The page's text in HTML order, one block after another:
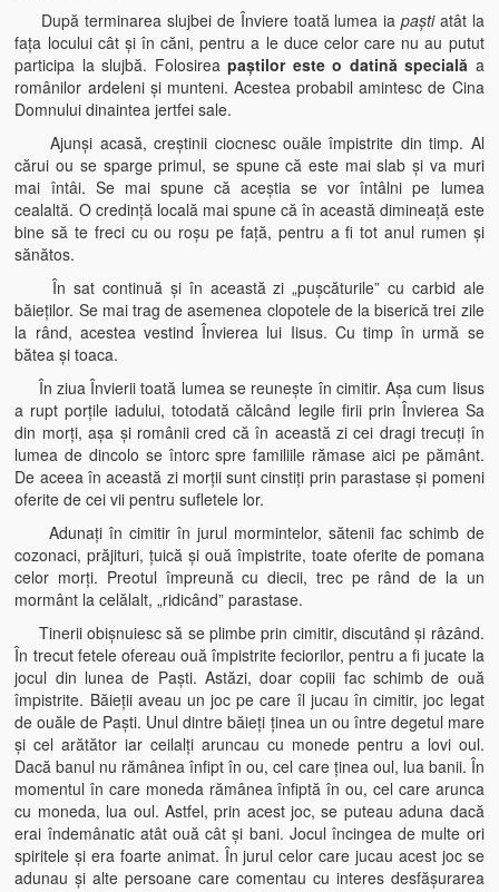
După terminarea slujbei de Înviere toată lumea ia paştiatât la
faţa locului cât şi în căni, pentru a le duce celor care nu au putut
participa la slujbă. Folosireapaştilor este o datină specială a
românilor ardeleni şi munteni. Acestea probabil amintesc de Cina
Domnului dinaintea jertfei sale.
Ajunşi acasă, creştinii ciocnesc ouăle împistrite din timp. Al
cărui ou se sparge primul, se spune că este mai slab şi va muri
mai întâi. Se mai spune că aceştia se vor întâlni pe lumea
cealaltă. O credinţă locală mai spune că în această dimineaţă este
bine să te freci cu ou roşu pe faţă, pentru a fi tot anul rumen şi
sănătos.
În sat continuă şi în această zi „puşcăturile” cu carbid ale
băieţilor. Se mai trag de asemenea clopotele de la biserică trei zile
la rând, acestea vestind Învierea lui Iisus. Cu timp în urmă se
bătea şi toaca.
În ziua Învierii toată lumea se reuneşte în cimitir. Aşa cum Iisus
a rupt porţile iadului, totodată călcând legile firii prin Învierea Sa
din morţi, aşa şi românii cred că în această zi cei dragi trecuţi în
lumea de dincolo se întorc spre familiile rămase aici pe pământ.
De aceea în această zi morţii sunt cinstiţi prin parastase şi pomeni
oferite de cei vii pentru sufletele lor.
Adunaţi în cimitir în jurul mormintelor, sătenii fac schimb de
cozonaci, prăjituri, ţuică şi ouă împistrite, toate oferite de pomana
celor morţi. Preotul împreună cu diecii, trec pe rând de la un
mormânt la celălalt, „ridicând” parastase.
Tinerii obişnuiesc să se plimbe prin cimitir, discutând şi râzând.
În trecut fetele ofereau ouă împistrite feciorilor, pentru a fi jucate la
jocul din lunea de Paşti. Astăzi, doar copiii fac schimb de ouă
împistrite. Băieţii aveau un joc pe care îl jucau în cimitir, joc legat
de ouăle de Paşti. Unul dintre băieţi ţinea un ou între degetul mare
şi cel arătător iar ceilalţi aruncau cu monede pentru a lovi oul.
Dacă banul nu rămânea înfipt în ou, cel care ţinea oul, lua banii. În
momentul în care moneda rămânea înfiptă în ou, cel care arunca
cu moneda, lua oul. Astfel, prin acest joc, se puteau aduna dacă
erai îndemânatic atât ouă cât şi bani. Jocul încingea de multe ori
spiritele şi era foarte animat. În jurul celor care jucau acest joc se
adunau şi alte persoane care comentau cu interes desfăşurarea